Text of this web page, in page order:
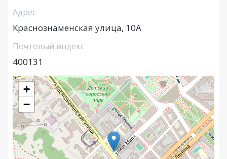
Адрес
Краснознаменская улица, 10А
Почтовый индекс
400131
+
−